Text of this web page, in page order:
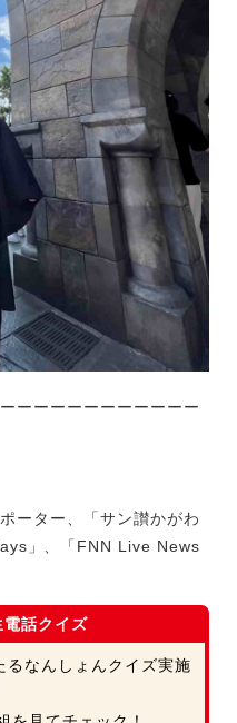
ーーーーーーーーーーー
ーター、「サン讃かがわ
」、「FNN Live News
話クイズ
なんしょんクイズ実施